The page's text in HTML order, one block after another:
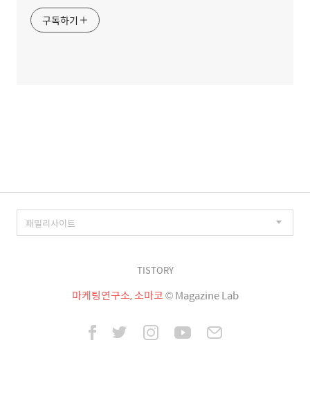
구독하기
TISTORY
마케팅연구소, 소마코© Magazine Lab